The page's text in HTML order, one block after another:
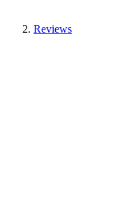
Reviews